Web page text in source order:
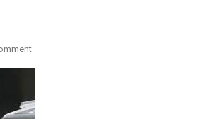
On
Fi